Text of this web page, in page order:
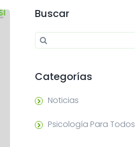
Buscar
Search for:
Categorías
Noticias
Psicología Para Todos